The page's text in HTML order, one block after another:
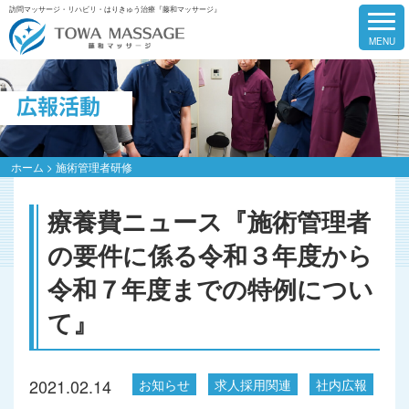
訪問マッサージ・リハビリ・はりきゅう治療『藤和マッサージ』
広報活動
ホーム > 施術管理者研修
療養費ニュース『施術管理者
の要件に係る令和３年度から
令和７年度までの特例につい
て』
2021.02.14 お知らせ 求人採用関連 社内広報